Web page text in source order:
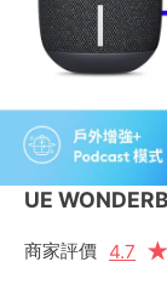
UE
商家評價 4.7 ★